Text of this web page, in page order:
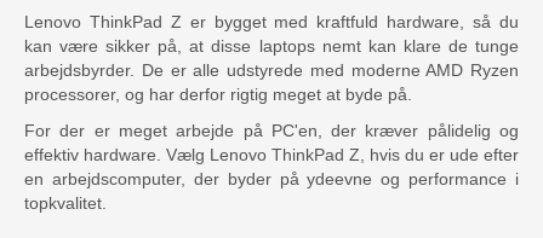
Lenovo ThinkPad Z er bygget med kraftfuld hardware, så du
kan være sikker på, at disse laptops nemt kan klare de tunge
arbejdsbyrder. De er alle udstyrede med moderne AMD Ryzen
processorer, og har derfor rigtig meget at byde på.
For der er meget arbejde på PC'en, der kræver pålidelig og
effektiv hardware. Vælg Lenovo ThinkPad Z, hvis du er ude efter
en arbejdscomputer, der byder på ydeevne og performance i
topkvalitet.